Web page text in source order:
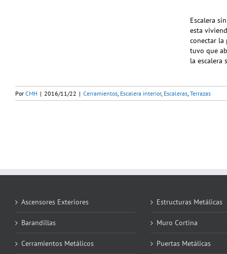
Escalera
esta
conectar la
tuvo que
la escalera
Por CMH | 2016/11/22 | Cerramientos Escalera interior, Escaleras Terrazas
Ascensores Exteriores
Barandillas
Cerramientos Metálicos
Estructuras Metálicas
Muro Cortina
Puertas Metálicas